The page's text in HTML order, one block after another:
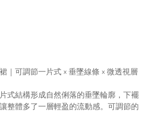
裙 ｜ 可調節一片式 × 垂墜線條 × 微透視層
式結構形成自然俐落的垂墜輪廓， 下襬
讓整體多了一層輕盈的流動感。 可調節的